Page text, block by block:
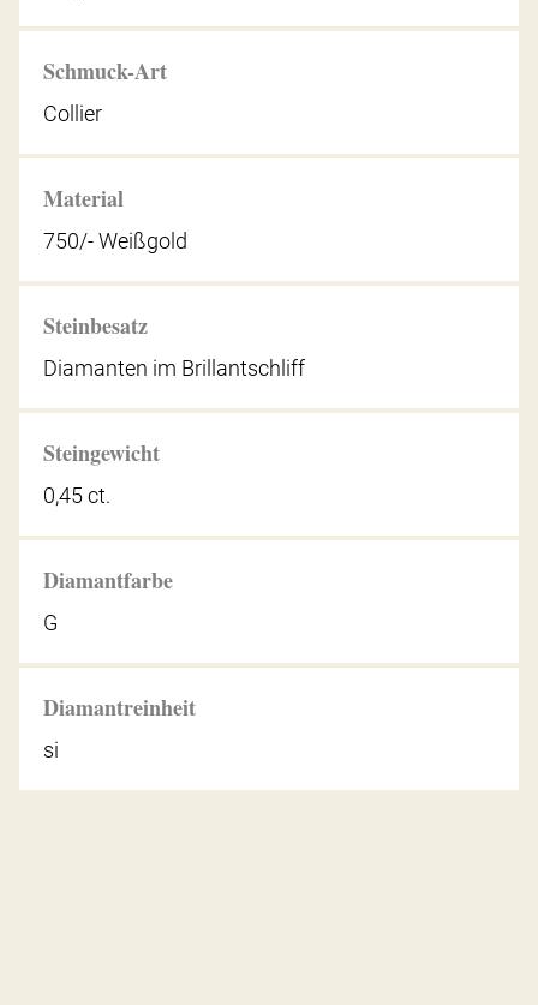
Schmuck-Art
Collier
Material
750/- Weißgold
Steinbesatz
Diamanten im Brillantschliff
Steingewicht
0,45 ct.
Diamantfarbe
G
Diamantreinheit
si